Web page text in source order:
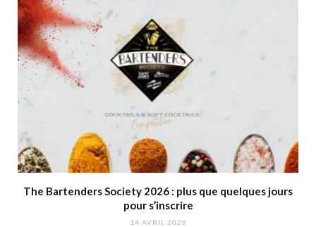
The Bartenders Society 2026 : plus que quelques jours
pour s’inscrire
14 AVRIL 2026